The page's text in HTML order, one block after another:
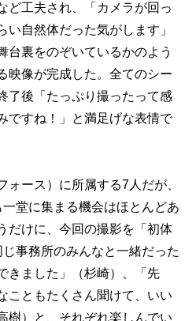
ど工夫され、「カメラが回っ
自然体だった気がします」
台裏をのぞいているかのよう
映像が完成した。全てのシー
了後「たっぷり撮ったって感
ですね！」と満足げな表情で
ース）に所属する7人だが、
堂に集まる機会はほとんどあ
だけに、今回の撮影を「初体
事務所のみんなと一緒だった
きました」（杉崎）、「先
こともたくさん聞けて、いい
樹）と、それぞれ楽しんでい